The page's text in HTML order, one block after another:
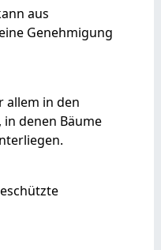
aus
Genehmigung
allem in den
denen Bäume